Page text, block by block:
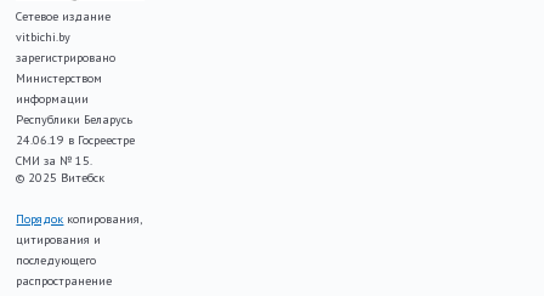
Сетевое издание
vitbichi.by
зарегистрировано
Министерством
информации
Республики Беларусь
24.06.19 в Госреестре
СМИ за № 15.
© 2025 Витебск
Порядок копирования,
цитирования и
последующего
распространение